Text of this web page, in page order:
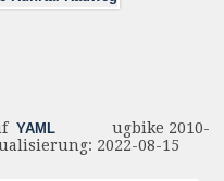
YAML ugbike 2010-
2022-08-15